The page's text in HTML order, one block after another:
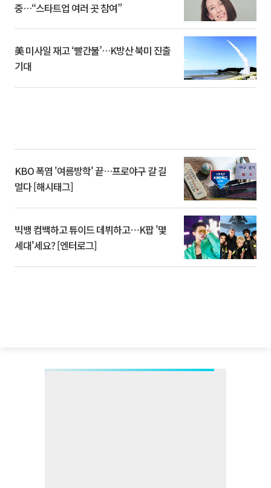
중…“스타트업 여러 곳 참여”
美 미사일 재고 ‘빨간불’…K방산 북미 진출
기대
KBO 폭염 '여름방학' 끝…프로야구 갈 길
멀다 [해시태그]
빅뱅 컴백하고 튜이드 데뷔하고⋯K팝 '몇
세대'세요? [엔터로그]